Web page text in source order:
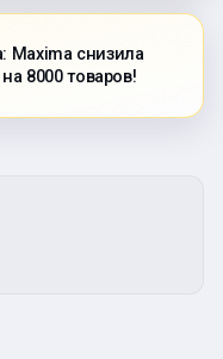
Maxima снизила
8000 товаров!